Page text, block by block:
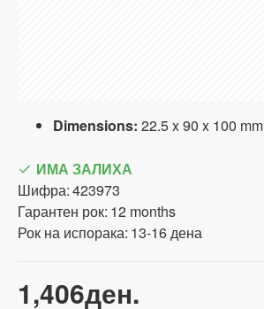
Dimensions: 22.5 x 90 x 100 mm
1,406ден.
ИМА ЗАЛИХА
Шифра:423973
Гарантен рок: 12 months
Рок на испорака: 13-16 дена